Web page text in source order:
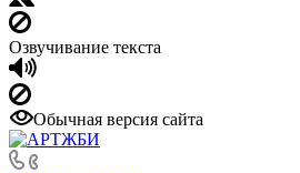
Озвучивание текста
Обычная версия сайта